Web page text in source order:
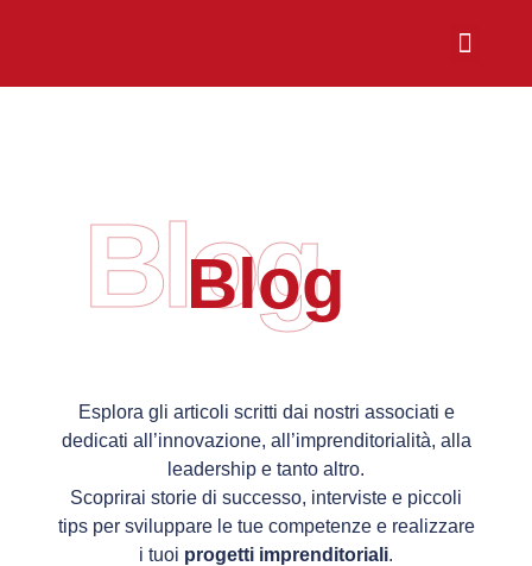
Blog
Blog
Esplora gli articoli scritti dai nostri associati e
dedicati all’innovazione, all’imprenditorialità, alla
leadership e tanto altro.
Scoprirai storie di successo, interviste e piccoli
tips per sviluppare le tue competenze e realizzare
i tuoi progetti imprenditoriali.